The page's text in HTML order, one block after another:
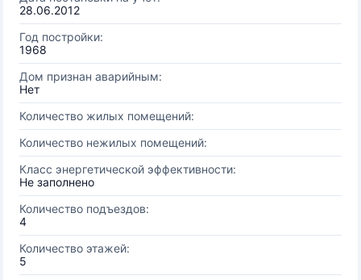
28.06.2012
Год постройки:
1968
Дом признан аварийным:
Нет
Количество жилых помещений:
Количество нежилых помещений:
Класс энергетической эффективности:
Не заполнено
Количество подъездов:
4
Количество этажей:
5